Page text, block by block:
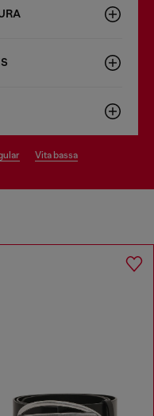
vita bassa